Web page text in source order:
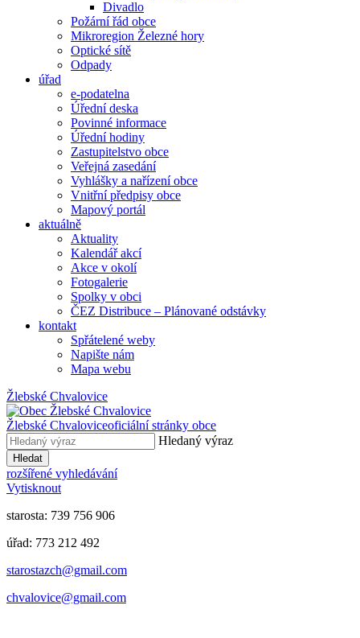
Divadlo
Požární řád obce
Mikroregion Železné hory
Optické sítě
Odpady
úřad
e-podatelna
Úřední deska
Povinné informace
Úřední hodiny
Zastupitelstvo obce
Veřejná zasedání
Vyhlášky a nařízení obce
Vnitřní předpisy obce
Mapový portál
aktuálně
Aktuality
Kalendář akcí
Akce v okolí
Fotogalerie
Spolky v obci
ČEZ Distribuce – Plánované odstávky
kontakt
Spřátelené weby
Napište nám
Mapa webu
Žlebské Chvalovice
Žlebské Chvaloviceoficiální stránky obce
Hledaný výraz
Hledat
rozšířené vyhledávání
Vytisknout
starosta: 739 756 906
úřad: 773 212 492
​​​​starostazch@gmail.com
​​​​chvalovice@gmail.com